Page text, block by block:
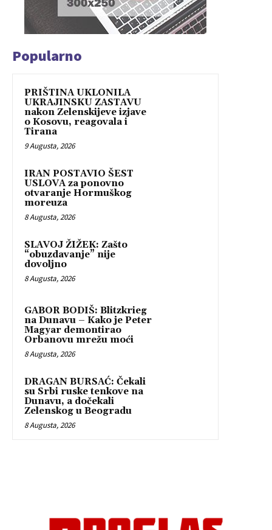
Popularno
PRIŠTINA UKLONILA
UKRAJINSKU ZASTAVU
nakon Zelenskijeve izjave
o Kosovu, reagovala i
Tirana
9 Augusta, 2026
IRAN POSTAVIO ŠEST
USLOVA za ponovno
otvaranje Hormuškog
moreuza
8 Augusta, 2026
SLAVOJ ŽIŽEK: Zašto
“obuzdavanje” nije
dovoljno
8 Augusta, 2026
GABOR BODIŠ: Blitzkrieg
na Dunavu – Kako je Peter
Magyar demontirao
Orbanovu mrežu moći
8 Augusta, 2026
DRAGAN BURSAĆ: Čekali
su Srbi ruske tenkove na
Dunavu, a dočekali
Zelenskog u Beogradu
8 Augusta, 2026